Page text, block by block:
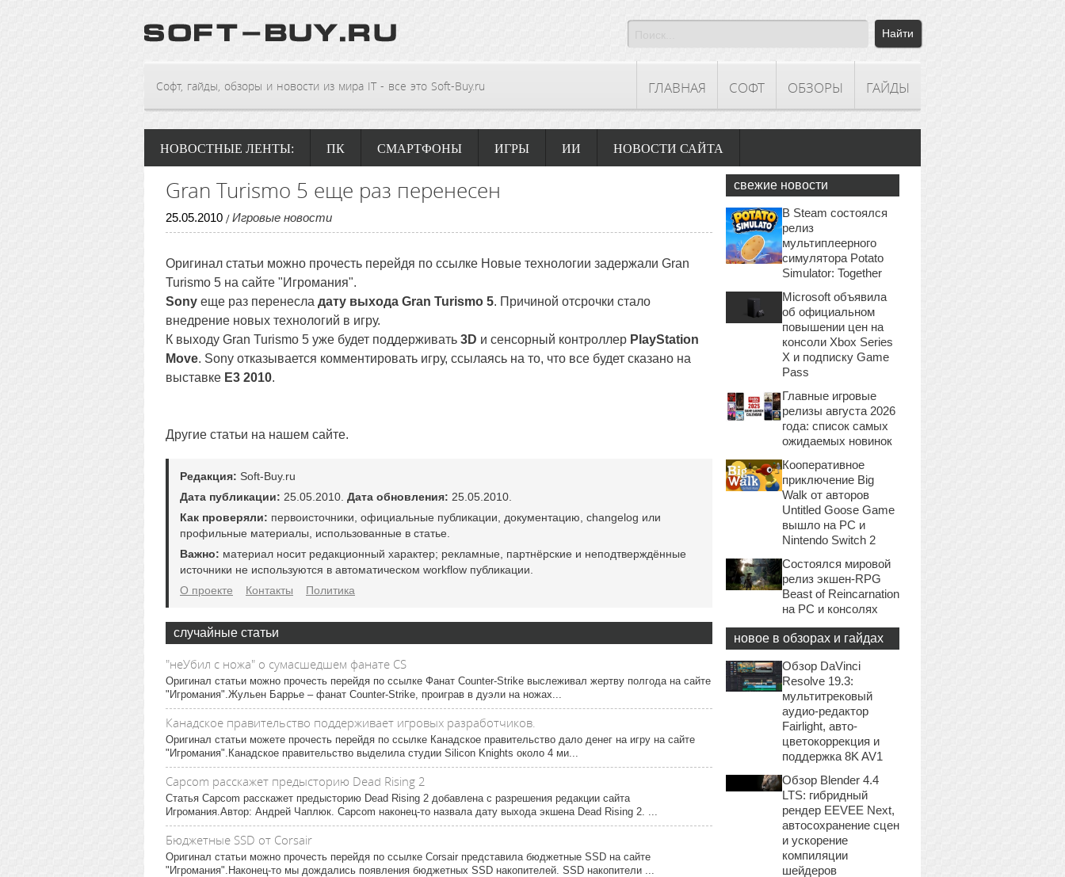
Софт, гайды, обзоры и новости из мира IT - все это Soft-Buy.ru ГЛАВНАЯ СОФТ ОБЗОРЫ ГАЙДЫ
НОВОСТНЫЕ ЛЕНТЫ: ПК СМАРТФОНЫ ИГРЫ ИИ НОВОСТИ САЙТА
Gran Turismo 5 еще раз перенесен
25.05.2010 / Игровые новости
Оригинал статьи можно прочесть перейдя по ссылке Новые технологии задержали Gran
Turismo 5 на сайте "Игромания".
Sony еще раз перенесла дату выхода Gran Turismo 5. Причиной отсрочки стало
внедрение новых технологий в игру.
К выходу Gran Turismo 5 уже будет поддерживать 3D и сенсорный контроллер PlayStation
Move. Sony отказывается комментировать игру, ссылаясь на то, что все будет сказано на
выставке E3 2010.
Другие статьи на нашем сайте.
Редакция: Soft-Buy.ru
Дата публикации: 25.05.2010. Дата обновления: 25.05.2010.
Как проверяли: первоисточники, официальные публикации, документацию, changelog или
профильные материалы, использованные в статье.
Важно: материал носит редакционный характер; рекламные, партнёрские и неподтверждённые
источники не используются в автоматическом workflow публикации.
О проекте
Контакты Политика
случайные статьи
"неУбил с ножа" о сумасшедшем фанате CS
Оригинал статьи можно прочесть перейдя по ссылке Фанат Counter-Strike выслеживал жертву полгода на сайте
"Игромания".Жульен Баррье – фанат Counter-Strike, проиграв в дуэли на ножах...
Канадское правительство поддерживает игровых разработчиков.
Оригинал статьи можете прочесть перейдя по ссылке Канадское правительство дало денег на игру на сайте
"Игромания".Канадское правительство выделила студии Silicon Knights около 4 ми...
Capcom расскажет предысторию Dead Rising 2
Статья Capcom расскажет предысторию Dead Rising 2 добавлена с разрешения редакции сайта
Игромания.Автор: Андрей Чаплюк. Capcom наконец-то назвала дату выхода экшена Dead Rising 2. ...
Бюджетные SSD от Corsair
Оригинал статьи можно прочесть перейдя по ссылке Corsair представила бюджетные SSD на сайте
"Игромания".Наконец-то мы дождались появления бюджетных SSD накопителей. SSD накопители ...
свежие новости
В Steam состоялся
релиз
мультиплеерного
симулятора Potato
Simulator: Together
Microsoft объявила
об официальном
повышении цен на
консоли Xbox Series
X и подписку Game
Pass
Главные игровые
релизы августа 2026
года: список самых
ожидаемых новинок
Кооперативное
приключение Big
Walk от авторов
Untitled Goose Game
вышло на PC и
Nintendo Switch 2
Состоялся мировой
релиз экшен-RPG
Beast of Reincarnation
на PC и консолях
новое в обзорах и гайдах
Обзор DaVinci
Resolve 19.3:
мультитрековый
аудио-редактор
Fairlight, авто-
цветокоррекция и
поддержка 8K AV1
Обзор Blender 4.4
LTS: гибридный
рендер EEVEE Next,
автосохранение сцен
и ускорение
компиляции
шейдеров